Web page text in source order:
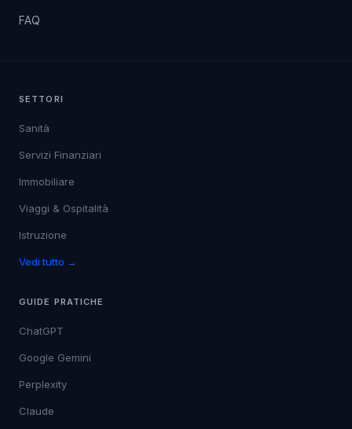
FAQ
SETTORI
Sanità
Servizi Finanziari
Immobiliare
Viaggi & Ospitalità
Istruzione
Vedi tutto →
GUIDE PRATICHE
ChatGPT
Google Gemini
Perplexity
Claude